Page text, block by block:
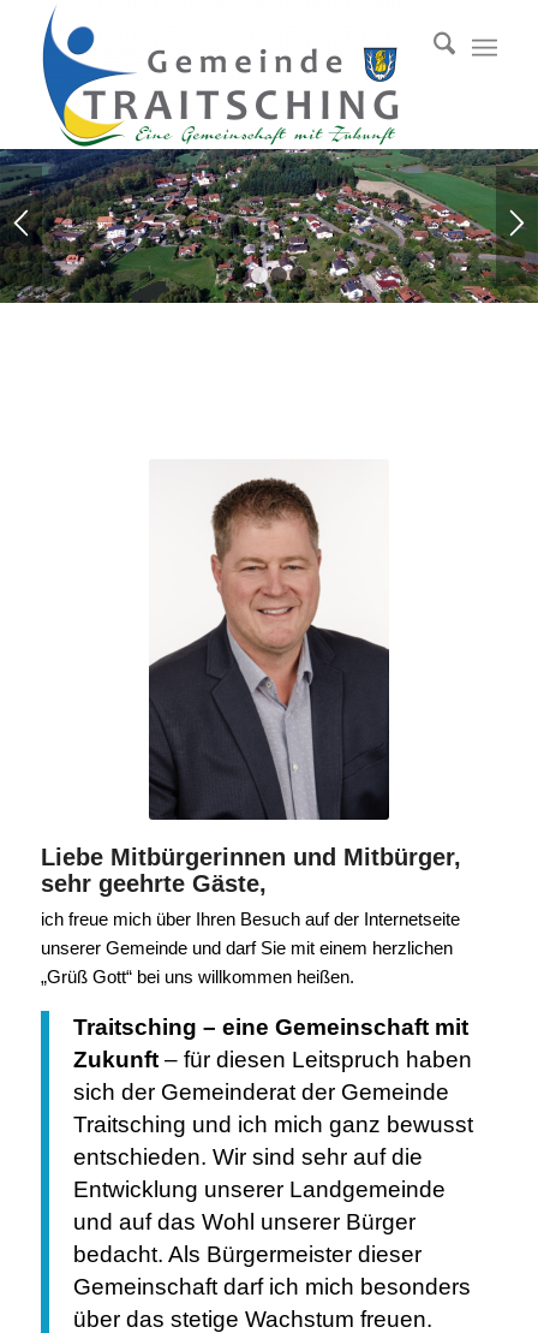
1 2 3 4
Liebe Mitbürgerinnen und Mitbürger,
sehr geehrte Gäste,
ich freue mich über Ihren Besuch auf der Internetseite
unserer Gemeinde und darf Sie mit einem herzlichen
„Grüß Gott“ bei uns willkommen heißen.
Traitsching – eine Gemeinschaft mit
Zukunft– für diesen Leitspruch haben
sich der Gemeinderat der Gemeinde
Traitsching und ich mich ganz bewusst
entschieden. Wir sind sehr auf die
Entwicklung unserer Landgemeinde
und auf das Wohl unserer Bürger
bedacht. Als Bürgermeister dieser
Gemeinschaft darf ich mich besonders
über das stetige Wachstum freuen.